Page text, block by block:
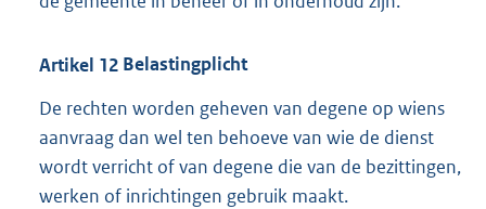
Artikel 12 Belastingplicht
De rechten worden geheven van degene op wiens
aanvraag dan wel ten behoeve van wie de dienst
wordt verricht of van degene die van de bezittingen,
werken of inrichtingen gebruik maakt.